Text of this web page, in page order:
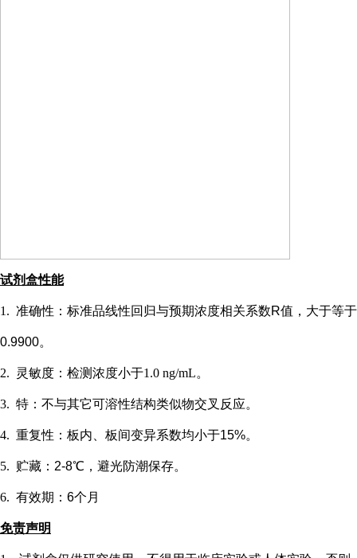
试剂盒性能
1. 准确性：标准品线性回归与预期浓度相关系数R值，大于等于
0.9900。
2. 灵敏度：检测浓度小于1.0 ng/mL。
3. 特：不与其它可溶性结构类似物交叉反应。
4. 重复性：板内、板间变异系数均小于15%。
5. 贮藏： 2-8℃，避光防潮保存。
6. 有效期： 6个月
免责声明